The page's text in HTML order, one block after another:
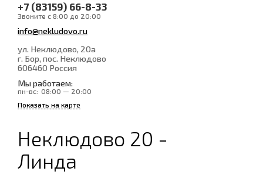
+7 (83159) 66-8-33
Звоните с 8:00 до 20:00
info@nekludovo.ru
ул. Неклюдово, 20а
г. Бор, пос. Неклюдово
606460 Россия
Мы работаем:
пн-вс: 08:00 — 20:00
Показать на карте
Неклюдово 20 -
Линда